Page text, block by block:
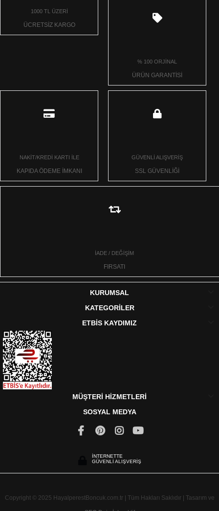
1000 TL ÜZERİ
ÜCRETSİZ KARGO
% 100 ORJİNAL
ÜRÜN GARANTİSİ
NAKİT/KREDİ KARTI İLE
KAPIDA ÖDEME İMKANI
GÜVENLİ ALIŞVERİŞ
SSL GÜVENLİĞİ
İADE / DEĞİŞİM
FIRSATI
KURUMSAL
KATEGORİLER
ETBİS KAYDIMIZ
MÜŞTERİ HİZMETLERİ
SOSYAL MEDYA
İNTERNETTE
GÜVENLİ ALIŞVERİŞ
Copyright © 2025 HayalperestBoncuk.com.tr | Tüm Hakları Saklıdır | Tasarım ve